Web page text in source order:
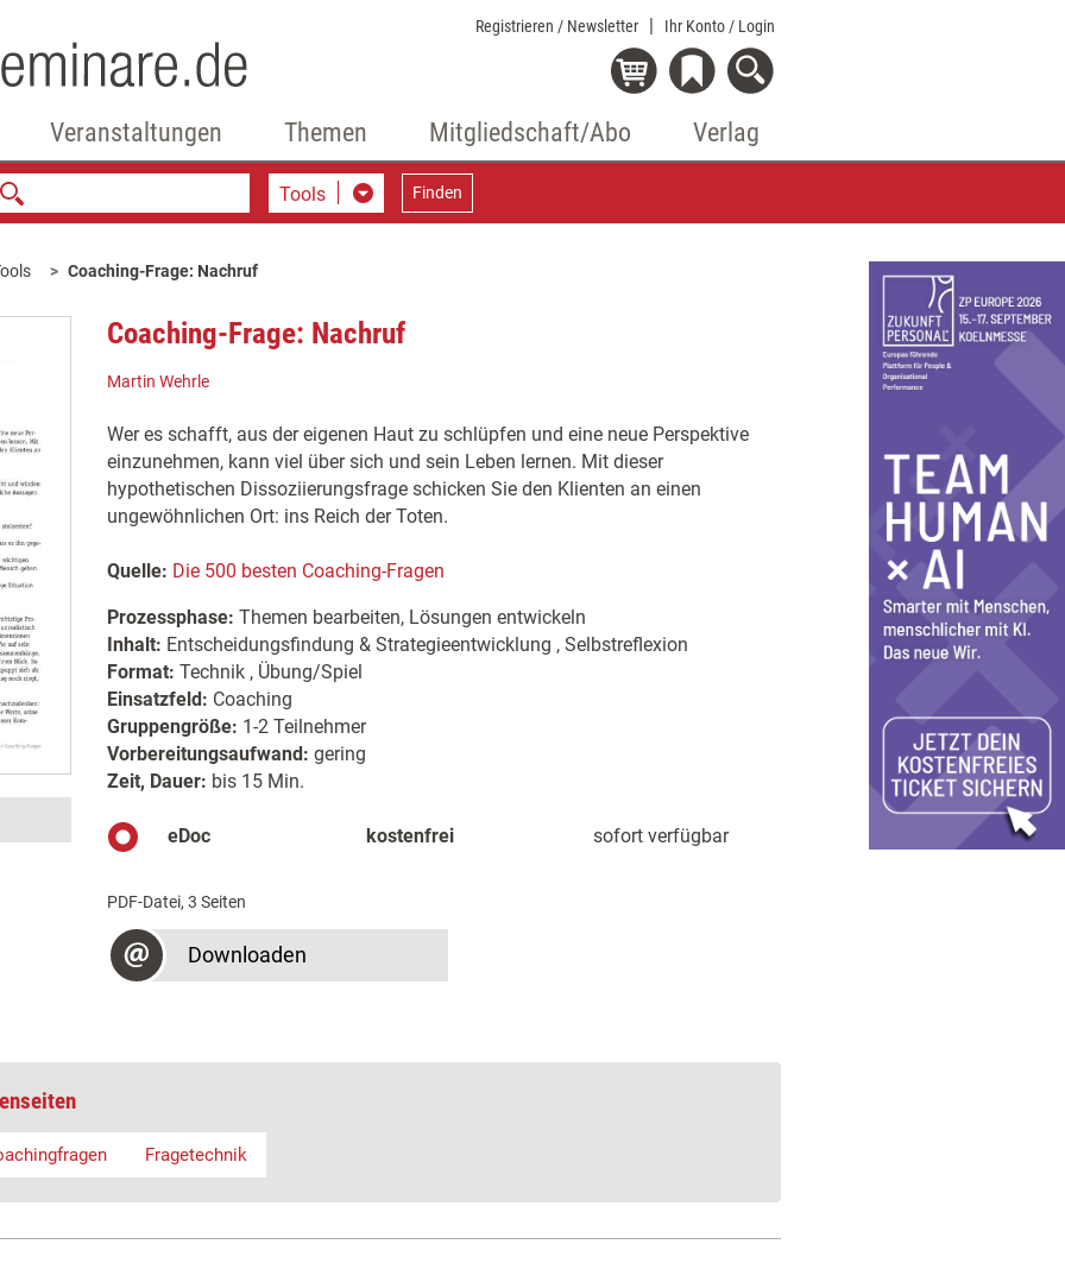
Registrieren / Newsletter Ihr Konto / Login
Veranstaltungen Themen Mitgliedschaft/Abo Verlag
Tools Finden
Coaching-Frage: Nachruf
Coaching-Frage: Nachruf
Martin Wehrle
Wer es schafft, aus der eigenen Haut zu schlüpfen und eine neue Perspektive
einzunehmen, kann viel über sich und sein Leben lernen. Mit dieser
hypothetischen Dissoziierungsfrage schicken Sie den Klienten an einen
ungewöhnlichen Ort: ins Reich der Toten.
Quelle: Die 500 besten Coaching-Fragen
Prozessphase: Themen bearbeiten, Lösungen entwickeln
Inhalt: Entscheidungsfindung & Strategieentwicklung , Selbstreflexion
Format: Technik , Übung/Spiel
Einsatzfeld: Coaching
Gruppengröße: 1-2 Teilnehmer
Vorbereitungsaufwand: gering
Zeit, Dauer: bis 15 Min.
eDoc kostenfrei sofort verfügbar
PDF-Datei, 3 Seiten
Downloaden
Fragetechnik